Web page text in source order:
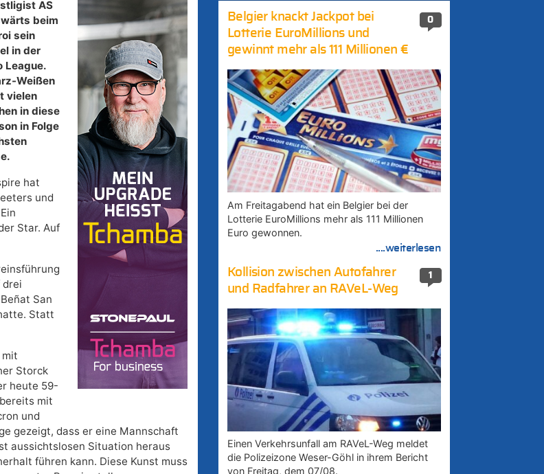
AS
beim
sein
in der
League.
Weißen
vielen
in diese
in Folge
hat
und
Star. Auf
drei
San
Statt
Storck
heute 59-
mit
und
gezeigt, dass er eine Mannschaft
aussichtslosen Situation heraus
führen kann. Diese Kunst muss
0
Belgier knackt Jackpot bei
Lotterie EuroMillions und
gewinnt mehr als 111 Millionen €
Am Freitagabend hat ein Belgier bei der
Lotterie EuroMillions mehr als 111 Millionen
Euro gewonnen.
....weiterlesen
1
Kollision zwischen Autofahrer
und Radfahrer an RAVeL-Weg
Einen Verkehrsunfall am RAVeL-Weg meldet
die Polizeizone Weser-Göhl in ihrem Bericht
von Freitag, dem 07/08.